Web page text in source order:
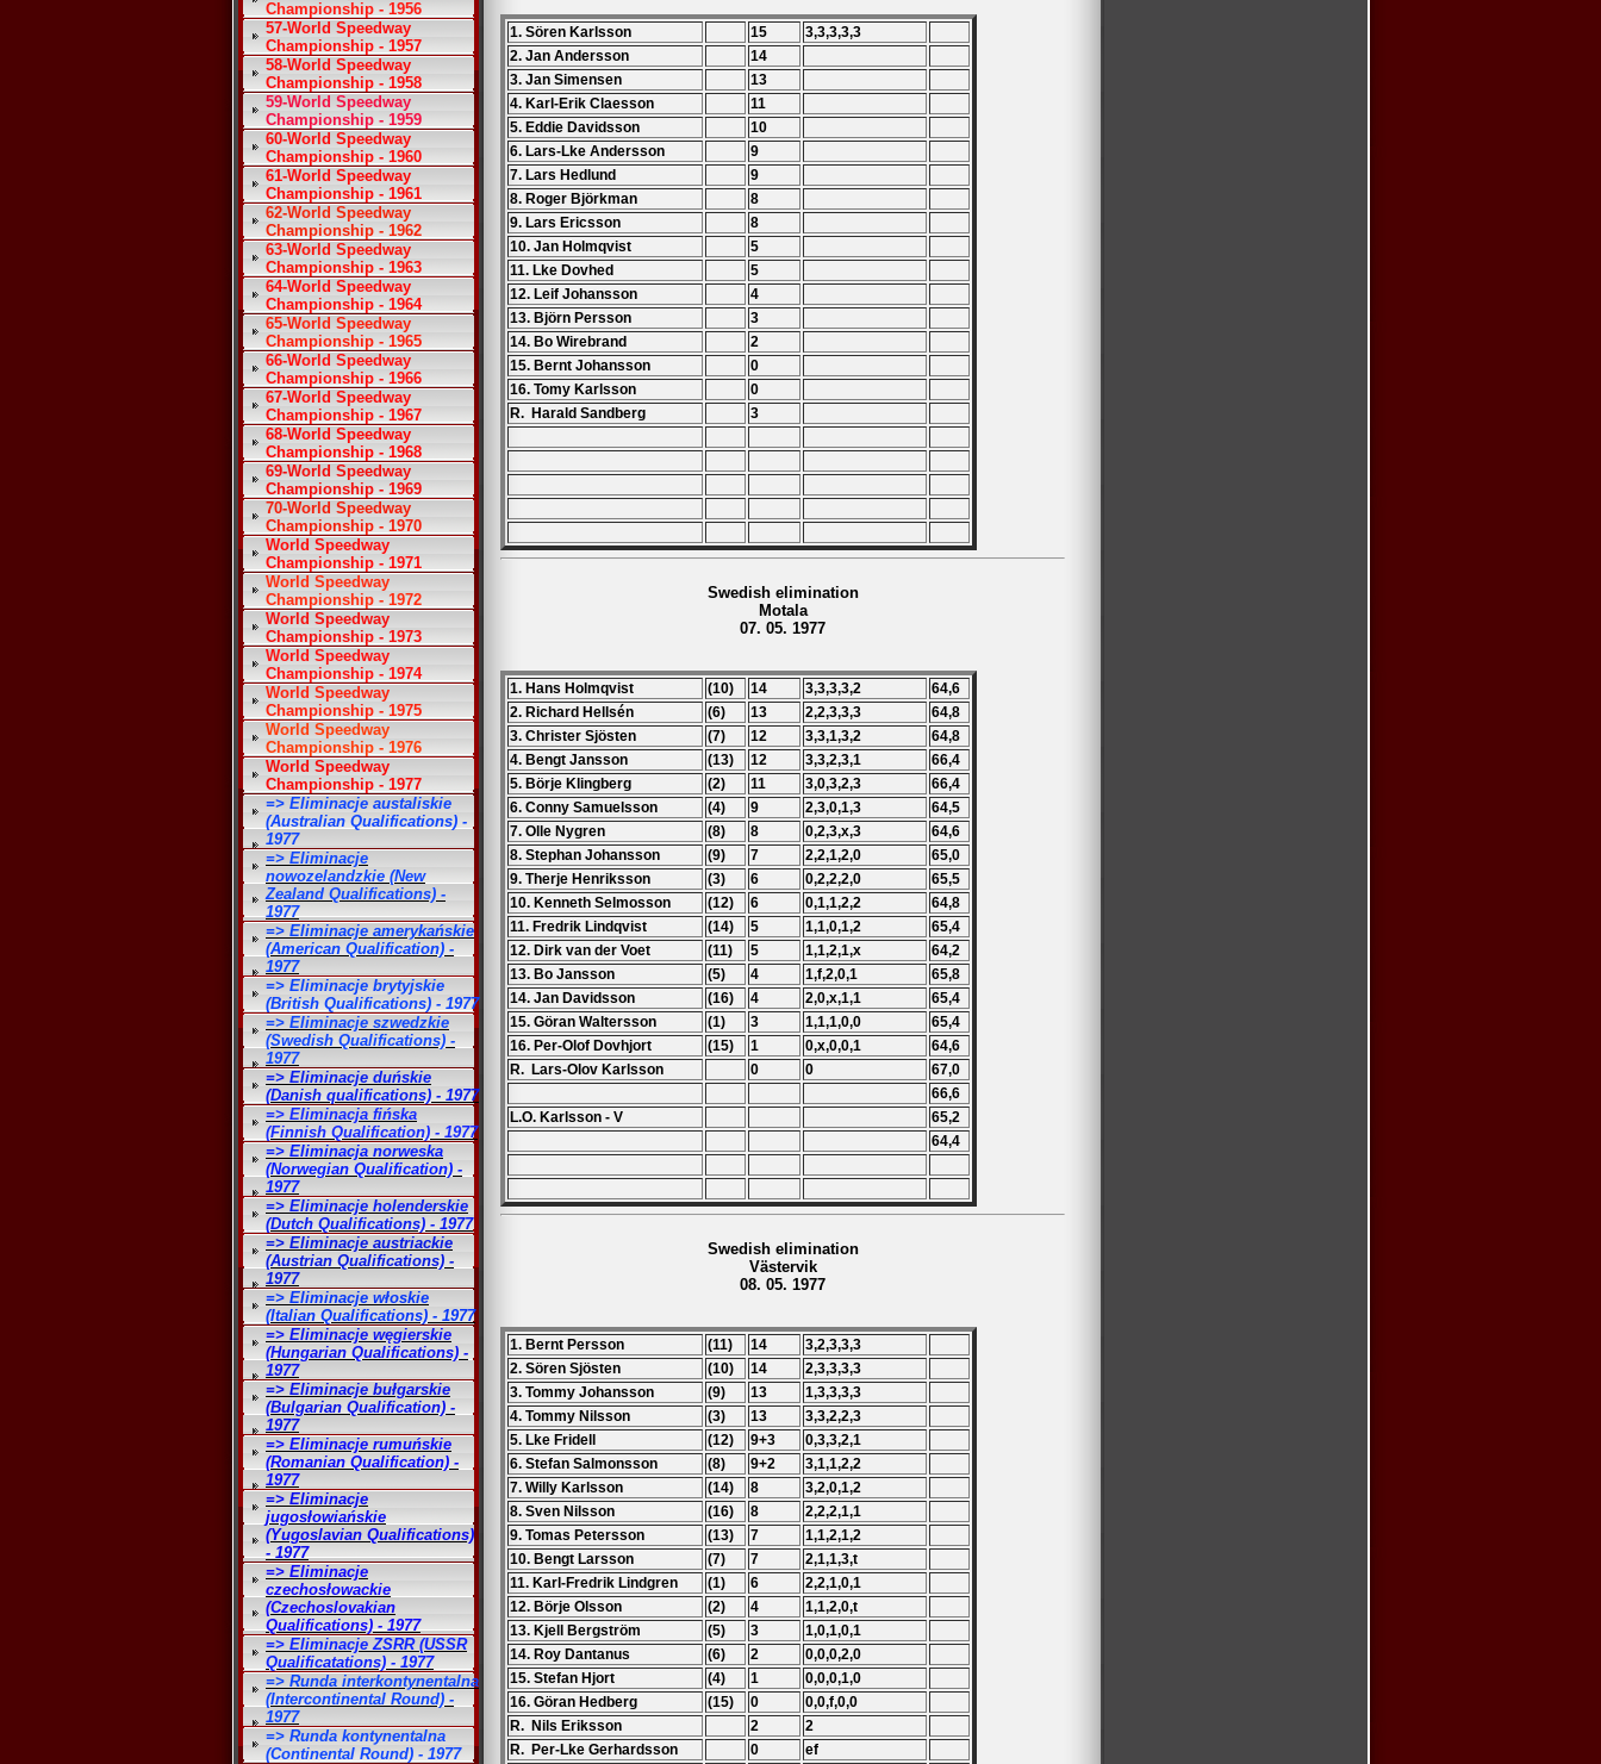
Championship - 1956
57-World Speedway
Championship - 1957
58-World Speedway
Championship - 1958
59-World Speedway
Championship - 1959
60-World Speedway
Championship - 1960
61-World Speedway
Championship - 1961
62-World Speedway
Championship - 1962
63-World Speedway
Championship - 1963
64-World Speedway
Championship - 1964
65-World Speedway
Championship - 1965
66-World Speedway
Championship - 1966
67-World Speedway
Championship - 1967
68-World Speedway
Championship - 1968
69-World Speedway
Championship - 1969
70-World Speedway
Championship - 1970
World Speedway
Championship - 1971
World Speedway
Championship - 1972
World Speedway
Championship - 1973
World Speedway
Championship - 1974
World Speedway
Championship - 1975
World Speedway
Championship - 1976
World Speedway
Championship - 1977
=> Eliminacje austaliskie
(Australian Qualifications) -
1977
=> Eliminacje
nowozelandzkie (New
Zealand Qualifications) -
1977
=> Eliminacje amerykańskie
(American Qualification) -
1977
=> Eliminacje brytyjskie
(British Qualifications) - 1977
=> Eliminacje szwedzkie
(Swedish Qualifications) -
1977
=> Eliminacje duńskie
(Danish qualifications) - 1977
=> Eliminacja fińska
(Finnish Qualification) - 1977
=> Eliminacja norweska
(Norwegian Qualification) -
1977
=> Eliminacje holenderskie
(Dutch Qualifications) - 1977
=> Eliminacje austriackie
(Austrian Qualifications) -
1977
=> Eliminacje włoskie
(Italian Qualifications) - 1977
=> Eliminacje węgierskie
(Hungarian Qualifications) -
1977
=> Eliminacje bułgarskie
(Bulgarian Qualification) -
1977
=> Eliminacje rumuńskie
(Romanian Qualification) -
1977
=> Eliminacje
jugosłowiańskie
(Yugoslavian Qualifications)
- 1977
=> Eliminacje
czechosłowackie
(Czechoslovakian
Qualifications) - 1977
=> Eliminacje ZSRR (USSR
Qualificatations) - 1977
=> Runda interkontynentalna
(Intercontinental Round) -
1977
=> Runda kontynentalna
(Continental Round) - 1977
1. Sören Karlsson 15
3,3,3,3,3
2. Jan Andersson
14
3. Jan Simensen
13
4. Karl-Erik Claesson
11
5. Eddie Davidsson
10
6. Lars-Lke Andersson
9
7. Lars Hedlund
9
8. Roger Björkman
8
9. Lars Ericsson
8
10. Jan Holmqvist
5
11. Lke Dovhed
5
12. Leif Johansson
4
13. Björn Persson
3
14. Bo Wirebrand
2
15. Bernt Johansson
0
16. Tomy Karlsson
0
R. Harald Sandberg
3
Swedish elimination
Motala
07. 05. 1977
1. Hans Holmqvist (10) 14 3,3,3,3,2
64,6
2. Richard Hellsén
(6) 13 2,2,3,3,3
64,8
3. Christer Sjösten
(7) 12 3,3,1,3,2
64,8
4. Bengt Jansson
(13) 12 3,3,2,3,1
66,4
5. Börje Klingberg
(2) 11 3,0,3,2,3
66,4
6. Conny Samuelsson
(4) 9 2,3,0,1,3
64,5
7. Olle Nygren
(8) 8 0,2,3,x,3
64,6
8. Stephan Johansson
(9) 7 2,2,1,2,0
65,0
9. Therje Henriksson
(3) 6 0,2,2,2,0
65,5
10. Kenneth Selmosson
(12) 6 0,1,1,2,2
64,8
11. Fredrik Lindqvist
(14) 5 1,1,0,1,2
65,4
12. Dirk van der Voet
(11) 5 1,1,2,1,x
64,2
13. Bo Jansson
(5) 4 1,f,2,0,1
65,8
14. Jan Davidsson
(16) 4 2,0,x,1,1
65,4
15. Göran Waltersson
(1) 3 1,1,1,0,0
65,4
16. Per-Olof Dovhjort
(15) 1 0,x,0,0,1
64,6
R. Lars-Olov Karlsson
0 0
67,0
66,6
L.O. Karlsson - V
65,2
64,4
Swedish elimination
Västervik
08. 05. 1977
1. Bernt Persson (11) 14
3,2,3,3,3
2. Sören Sjösten
(10) 14
2,3,3,3,3
3. Tommy Johansson
(9) 13
1,3,3,3,3
4. Tommy Nilsson
(3) 13
3,3,2,2,3
5. Lke Fridell
(12) 9+3
0,3,3,2,1
6. Stefan Salmonsson
(8) 9+2
3,1,1,2,2
7. Willy Karlsson
(14) 8
3,2,0,1,2
8. Sven Nilsson
(16) 8
2,2,2,1,1
9. Tomas Petersson
(13) 7
1,1,2,1,2
10. Bengt Larsson
(7) 7
2,1,1,3,t
11. Karl-Fredrik Lindgren
(1) 6
2,2,1,0,1
12. Börje Olsson
(2) 4
1,1,2,0,t
13. Kjell Bergström
(5) 3
1,0,1,0,1
14. Roy Dantanus
(6) 2
0,0,0,2,0
15. Stefan Hjort
(4) 1
0,0,0,1,0
16. Göran Hedberg
(15) 0
0,0,f,0,0
R. Nils Eriksson
2
2
R. Per-Lke Gerhardsson
0 ef